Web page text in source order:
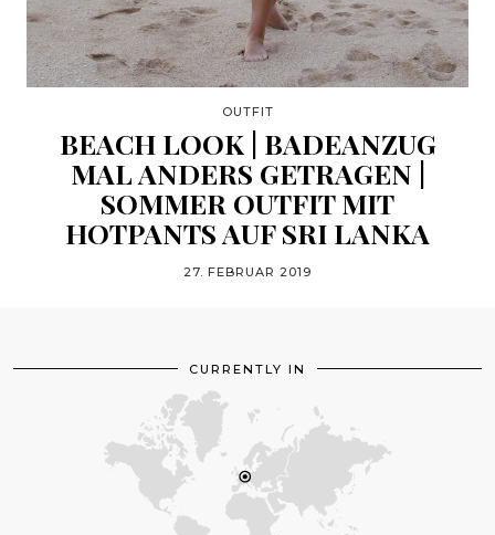
OUTFIT
BEACH LOOK | BADEANZUG
MAL ANDERS GETRAGEN |
SOMMER OUTFIT MIT
HOTPANTS AUF SRI LANKA
27. FEBRUAR 2019
CURRENTLY IN